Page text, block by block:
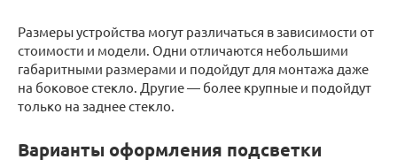
Размеры устройства могут различаться в зависимости от
стоимости и модели. Одни отличаются небольшими
габаритными размерами и подойдут для монтажа даже
на боковое стекло. Другие — более крупные и подойдут
только на заднее стекло.
Варианты оформления подсветки